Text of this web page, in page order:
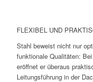
FLEXIBEL UND
Stahl beweist nicht nur
funktionale Qualitäten:
eröffnet er überaus
Leitungsführung in der